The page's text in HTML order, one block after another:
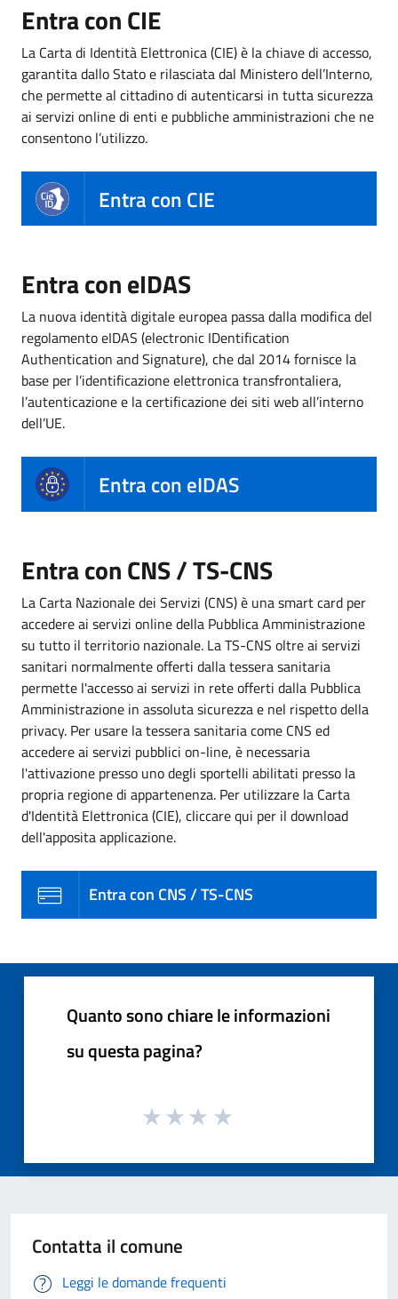
Entra con CIE
La Carta di Identità Elettronica (CIE) è la chiave di accesso,
garantita dallo Stato e rilasciata dal Ministero dell’Interno,
che permette al cittadino di autenticarsi in tutta sicurezza
ai servizi online di enti e pubbliche amministrazioni che ne
consentono l’utilizzo.
Entra con CIE
Entra con eIDAS
La nuova identità digitale europea passa dalla modifica del
regolamento eIDAS (electronic IDentification
Authentication and Signature), che dal 2014 fornisce la
base per l’identificazione elettronica transfrontaliera,
l’autenticazione e la certificazione dei siti web all’interno
dell’UE.
Entra con eIDAS
Entra con CNS / TS-CNS
La Carta Nazionale dei Servizi (CNS) è una smart card per
accedere ai servizi online della Pubblica Amministrazione
su tutto il territorio nazionale. La TS-CNS oltre ai servizi
sanitari normalmente offerti dalla tessera sanitaria
permette l'accesso ai servizi in rete offerti dalla Pubblica
Amministrazione in assoluta sicurezza e nel rispetto della
privacy. Per usare la tessera sanitaria come CNS ed
accedere ai servizi pubblici on-line, è necessaria
l'attivazione presso uno degli sportelli abilitati presso la
propria regione di appartenenza. Per utilizzare la Carta
d'Identità Elettronica (CIE), cliccare qui per il download
dell'apposita applicazione.
Entra con CNS / TS-CNS
Quanto sono chiare le informazioni
su questa pagina?
Contatta il comune
Leggi le domande frequenti